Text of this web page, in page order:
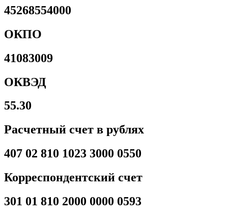
45268554000
ОКПО
41083009
ОКВЭД
55.30
Расчетный счет в рублях
407 02 810 1023 3000 0550
Корреспондентский счет
301 01 810 2000 0000 0593